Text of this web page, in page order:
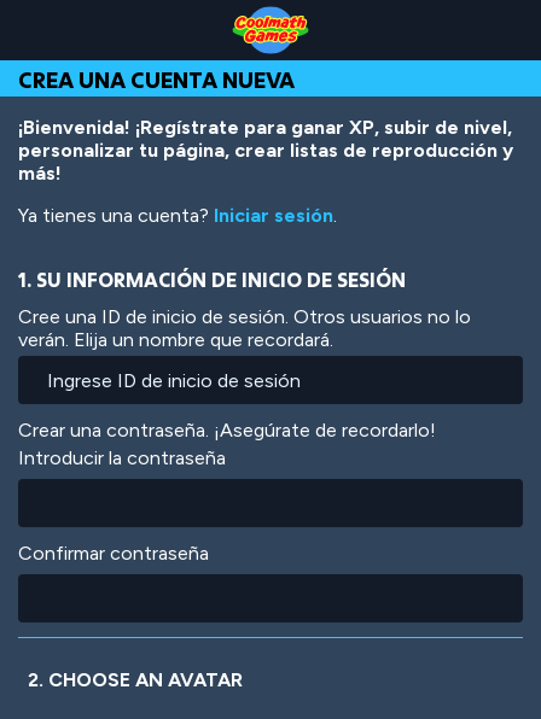
Top
of
Page
Navigation
Main
Content
Footer
contenido
principal
CREA UNA CUENTA NUEVA
¡Bienvenida! ¡Regístrate para ganar XP, subir de nivel,
personalizar tu página, crear listas de reproducción y
más!
Ya tienes una cuenta? Iniciar sesión.
1. SU INFORMACIÓN DE INICIO DE SESIÓN
Cree una ID de inicio de sesión. Otros usuarios no lo
verán. Elija un nombre que recordará.
Crear una contraseña. ¡Asegúrate de recordarlo!
Introducir la contraseña
Confirmar contraseña
2. CHOOSE AN AVATAR